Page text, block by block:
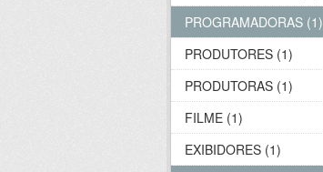
PROGRAMADORAS (1)
PRODUTORES (1)
PRODUTORAS (1)
FILME (1)
EXIBIDORES (1)